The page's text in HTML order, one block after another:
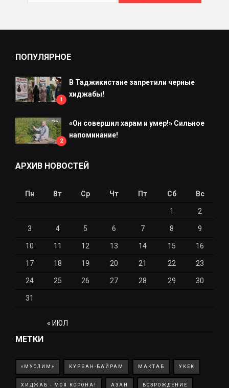
ПОПУЛЯРНОЕ
1
В Таджикистане запретили черные
хиджабы!
2
«Он совершил харам и умер!» Сильное
напоминание!
АРХИВ НОВОСТЕЙ
Пн Вт Ср Чт Пт Сб Вс
« ИЮЛ
1 2
3 4 5 6 7 8 9
10 11 12 13 14 15 16
17 18 19 20 21 22 23
24 25 26 27 28 29 30
31
МЕТКИ
«МУСЛИМ» КУРБАН-БАЙРАМ МАКТАБ УКЕК
ХИДЖАБ - МОЯ КОРОНА! АЗАН ВОЗРОЖДЕНИЕ